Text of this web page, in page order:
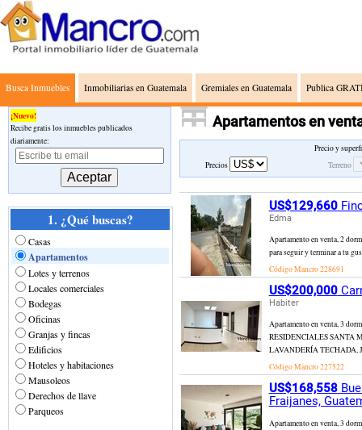
Busca Inmuebles Inmobiliarias en Guatemala Gremiales en Guatemala Publica
Apartamentos en
Precio y
Precios
Terreno
US$129,660
Edma
Apartamento en venta, 2
para seguir y terminar a tu
Código Mancro228691
US$200,000
Habiter
Apartamento en venta, 3
RESIDENCIALES SANTA
LAVANDERÍA TECHADA,
Código Mancro227522
US$168,558
Fraijanes,
Apartamento en venta, 3
¡Nuevo!
Recibe gratis los inmuebles publicados
diariamente:
1. ¿Qué buscas?
Casas
Apartamentos
Lotes y terrenos
Locales comerciales
Bodegas
Oficinas
Granjas y fincas
Edificios
Hoteles y habitaciones
Mausoleos
Derechos de llave
Parqueos